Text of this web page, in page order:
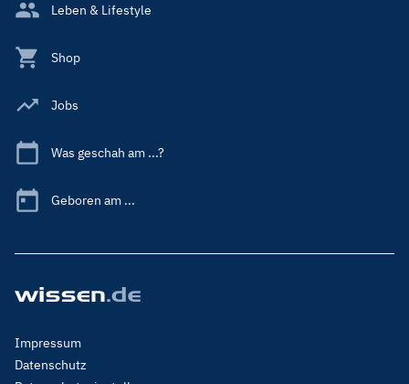
Leben & Lifestyle
Shop
Jobs
Was geschah am ...?
Geboren am ...
Footer
Menu
Impressum
Datenschutz